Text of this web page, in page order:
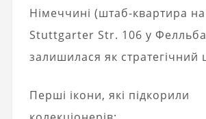
Німеччині (штаб-квартира на
Stuttgarter Str. 106 у
залишилася як стратегічний
Перші ікони, які підкорили